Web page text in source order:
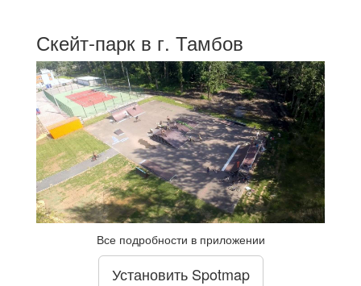
Скейт-парк в г. Тамбов
Все подробности в приложении
Установить Spotmap